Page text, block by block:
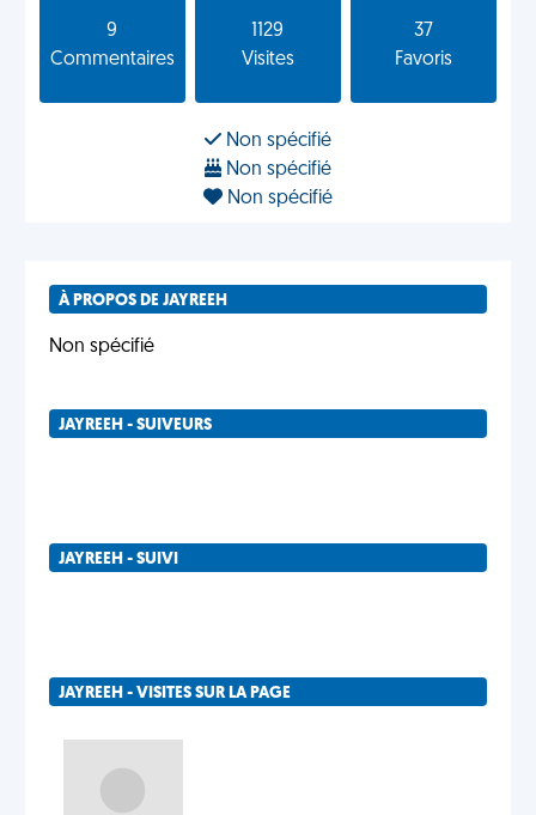
9
Commentaires
1129
Visites
37
Favoris
Non spécifié
Non spécifié
Non spécifié
À PROPOS DE JAYREEH
Non spécifié
JAYREEH - SUIVEURS
JAYREEH - SUIVI
JAYREEH - VISITES SUR LA PAGE